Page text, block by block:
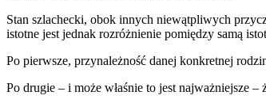
Stan szlachecki, obok innych niewątpliwych
istotne jest jednak rozróżnienie pomiędzy samą
Po pierwsze, przynależność danej konkretnej
Po drugie – i może właśnie to jest najważniejsze